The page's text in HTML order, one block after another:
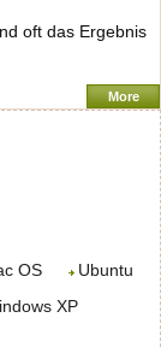
oft das Ergebnis
More
OS
Ubuntu
XP